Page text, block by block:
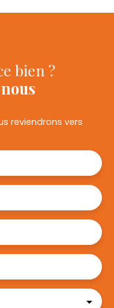
bien ?
reviendrons vers